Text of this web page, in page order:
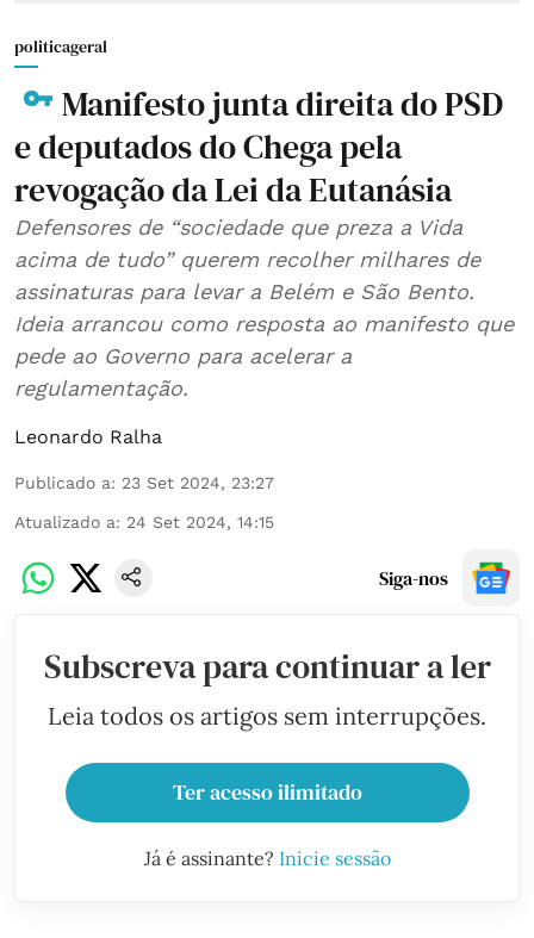
politicageral
Manifesto junta direita do PSD
e deputados do Chega pela
revogação da Lei da Eutanásia
Defensores de “sociedade que preza a Vida
acima de tudo” querem recolher milhares de
assinaturas para levar a Belém e São Bento.
Ideia arrancou como resposta ao manifesto que
pede ao Governo para acelerar a
regulamentação.
Leonardo Ralha
Publicado a: 23 Set 2024, 23:27
Atualizado a: 24 Set 2024, 14:15
Siga-nos
Subscreva para continuar a ler
Leia todos os artigos sem interrupções.
Ter acesso ilimitado
Já é assinante? Inicie sessão